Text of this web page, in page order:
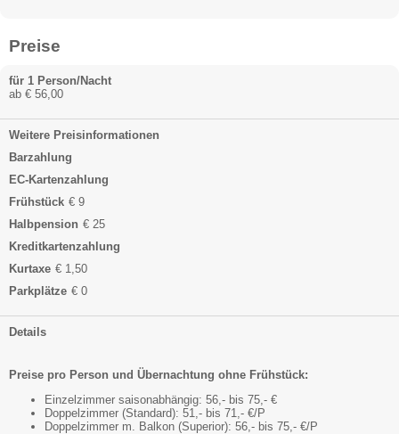
Preise
für 1 Person/Nacht
ab € 56,00
Weitere Preisinformationen
Barzahlung
EC-Kartenzahlung
Frühstück € 9
Halbpension € 25
Kreditkartenzahlung
Kurtaxe € 1,50
Parkplätze € 0
Details
Preise pro Person und Übernachtung ohne Frühstück:
Einzelzimmer saisonabhängig: 56,- bis 75,- €
Doppelzimmer (Standard): 51,- bis 71,- €/P
Doppelzimmer m. Balkon (Superior): 56,- bis 75,- €/P